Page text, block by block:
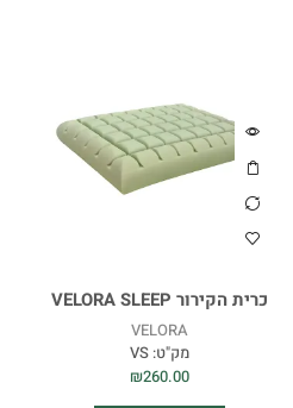
כרית הקירור VELORA SLEEP
VELORA
מק"ט: VS
₪260.00